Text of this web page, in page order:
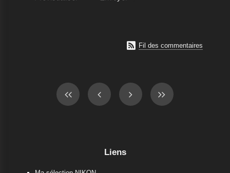
 Fil des commentaires
Liens